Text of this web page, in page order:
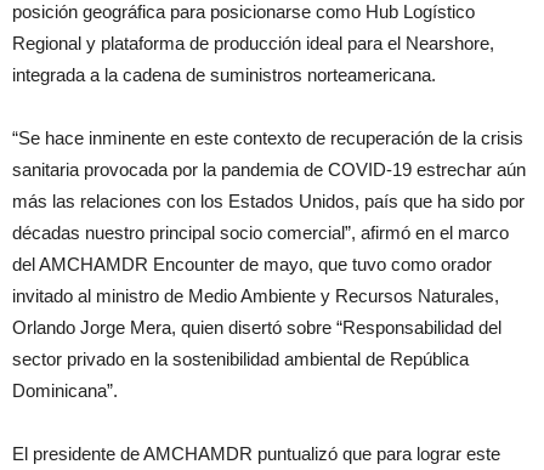
posición geográfica para posicionarse como Hub Logístico
Regional y plataforma de producción ideal para el Nearshore,
integrada a la cadena de suministros norteamericana.
“Se hace inminente en este contexto de recuperación de la crisis
sanitaria provocada por la pandemia de COVID-19 estrechar aún
más las relaciones con los Estados Unidos, país que ha sido por
décadas nuestro principal socio comercial”, afirmó en el marco
del AMCHAMDR Encounter de mayo, que tuvo como orador
invitado al ministro de Medio Ambiente y Recursos Naturales,
Orlando Jorge Mera, quien disertó sobre “Responsabilidad del
sector privado en la sostenibilidad ambiental de República
Dominicana”.
El presidente de AMCHAMDR puntualizó que para lograr este